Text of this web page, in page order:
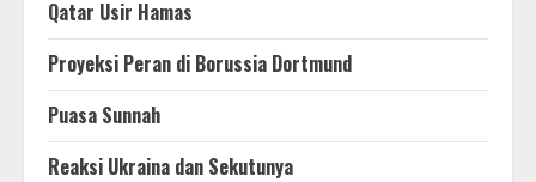
Qatar Usir Hamas
Proyeksi Peran di Borussia Dortmund
Puasa Sunnah
Reaksi Ukraina dan Sekutunya